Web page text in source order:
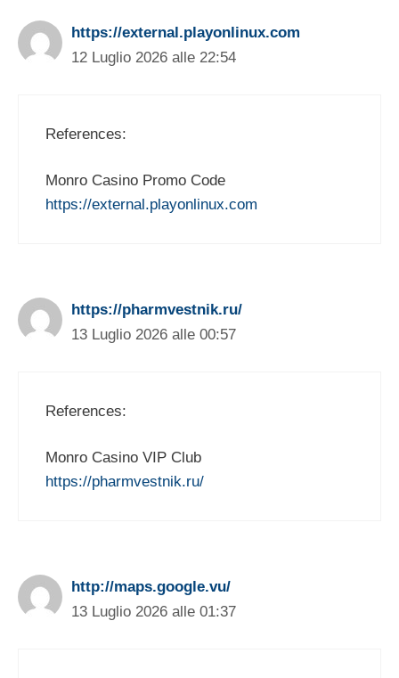
https://external.playonlinux.com
12 Luglio 2026 alle 22:54
References:
Monro Casino Promo Code
https://external.playonlinux.com
https://pharmvestnik.ru/
13 Luglio 2026 alle 00:57
References:
Monro Casino VIP Club
https://pharmvestnik.ru/
http://maps.google.vu/
13 Luglio 2026 alle 01:37